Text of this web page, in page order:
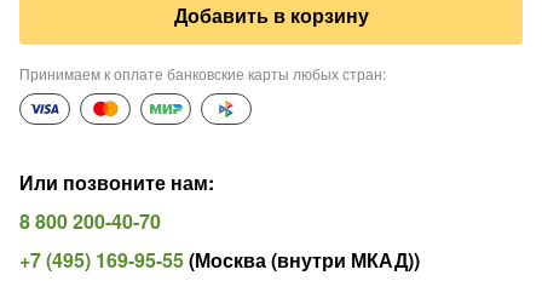
Добавить в корзину
Принимаем к оплате банковские карты любых стран:
Или позвоните нам:
8 800 200-40-70
+7 (495) 169-95-55(Москва (внутри МКАД))